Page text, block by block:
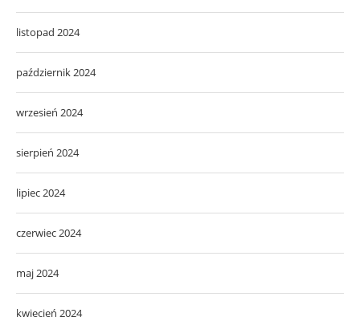
listopad 2024
październik 2024
wrzesień 2024
sierpień 2024
lipiec 2024
czerwiec 2024
maj 2024
kwiecień 2024